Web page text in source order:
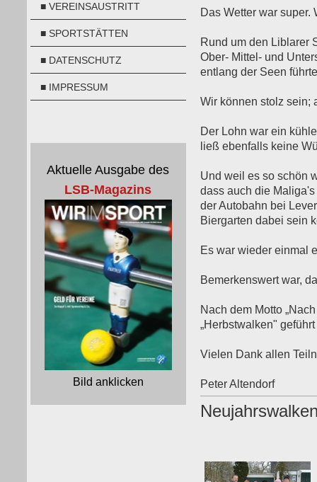
■ VEREINSAUSTRITT
■ SPORTSTÄTTEN
■ DATENSCHUTZ
■ IMPRESSUM
Aktuelle Ausgabe des
LSB-Magazins
Bild anklicken
Das Wetter war
Rund um den Liblarer
Ober- Mittel- und
entlang der Seen
Wir können stolz sein;
Der Lohn war ein
ließ ebenfalls keine
Und weil es so schön
dass auch die
der Autobahn bei
Biergarten dabei sein
Es war wieder einmal
Bemerkenswert war,
Nach dem Motto
„Herbstwalken"
Vielen Dank allen
Peter Altendorf